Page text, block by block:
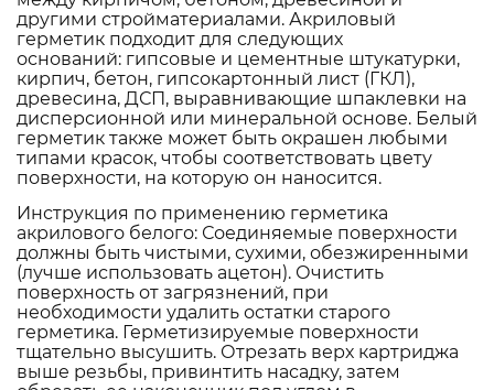
другими стройматериалами. Акриловый
герметик подходит для следующих
оснований: гипсовые и цементные штукатурки,
кирпич, бетон, гипсокартонный лист (ГКЛ),
древесина, ДСП, выравнивающие шпаклевки на
дисперсионной или минеральной основе. Белый
герметик также может быть окрашен любыми
типами красок, чтобы соответствовать цвету
поверхности, на которую он наносится.
Инструкция по применению герметика
акрилового белого: Соединяемые поверхности
должны быть чистыми, сухими, обезжиренными
(лучше использовать ацетон). Очистить
поверхность от загрязнений, при
необходимости удалить остатки старого
герметика. Герметизируемые поверхности
тщательно высушить. Отрезать верх картриджа
выше резьбы, привинтить насадку, затем